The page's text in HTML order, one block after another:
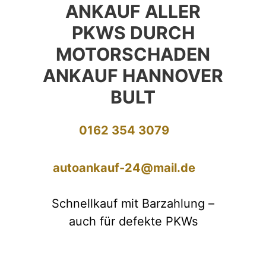
ANKAUF ALLER
PKWS DURCH
MOTORSCHADEN
ANKAUF HANNOVER
BULT
0162 354 3079
autoankauf-24@mail.de
Schnellkauf mit Barzahlung –
auch für defekte PKWs